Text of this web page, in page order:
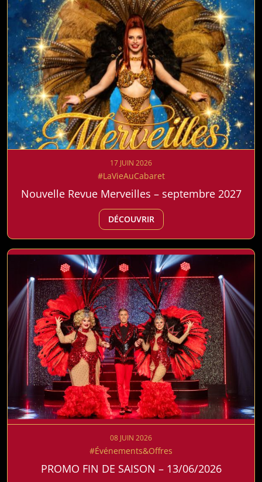
17 JUIN 2026
#LaVieAuCabaret
Nouvelle Revue Merveilles – septembre 2027
DÉCOUVRIR
08 JUIN 2026
#Événements&Offres
PROMO FIN DE SAISON – 13/06/2026